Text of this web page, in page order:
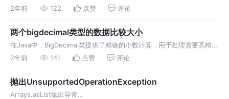
原集合的结构，会引起ConcurrentModificationException异常 在
2年前 122 点赞 评论
两个bigdecimal类型的数据比较大小
在Java中，BigDecimal类提供了精确的小数计算，用于处理需要高精度
的货币计算或其他金融计算的情况。如果你想比较两个BigDecimal对象
2年前 141 点赞 评论
抛出UnsupportedOperationException
Arrays.asList抛出异常